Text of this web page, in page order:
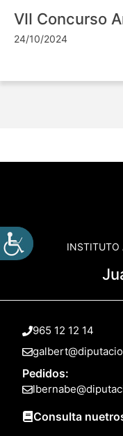
VII Concurso
24/10/2024
INSTITUTO
965 12 12 14
Pedidos:
Consulta